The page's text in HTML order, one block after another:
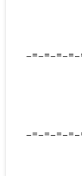
-=-=-=-
-=-=-=-